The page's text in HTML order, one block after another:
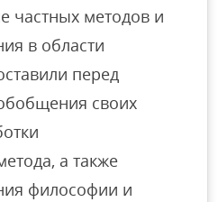
частных методов и
в области
перед
своих
а также
философии и